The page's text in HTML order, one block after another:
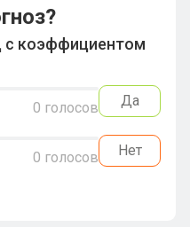
с коэффициентом
0 голосов Да
0 голосов Нет